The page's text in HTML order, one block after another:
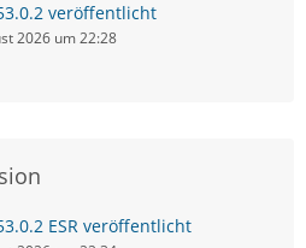
veröffentlicht
2026 um 22:28
ESR veröffentlicht